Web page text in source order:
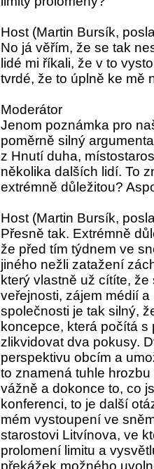
Host (Martin Bursík,
No já věřím, že se tak
lidé mi říkali, že v to
tvrdé, že to úplně ke mě
Moderátor
Jenom poznámka pro
poměrně silný
z Hnutí duha,
několika dalších lidí. To
extrémně důležitou?
Host (Martin Bursík,
Přesně tak. Extrémně
že před tím týdnem ve
jiného nežli zatažení
který vlastně už cítíte,
veřejnosti, zájem médií
společnosti je tak silný,
koncepce, která počítá
zlikvidovat dva pokusy.
perspektivu obcím a
to znamená tuhle
vážně a dokonce to, co
konferenci, to je další
mém vystoupení ve
starostovi Litvínova, ve
prolomení limitu a
překážek možného